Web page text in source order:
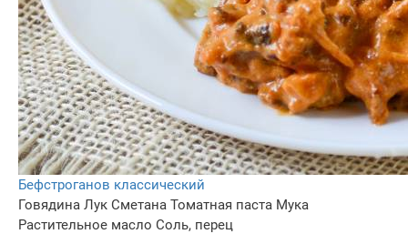
Бефстроганов классический
Говядина Лук Сметана Томатная паста Мука
Растительное масло Соль, перец